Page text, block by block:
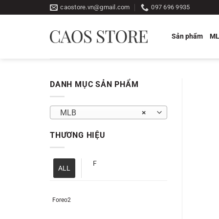
qua
caostore.vn@gmail.com 097 696 9935
Sản phẩm
DANH MỤC SẢN PHẨM
×
MLB
THƯƠNG HIỆU
ALL
F
Foreo2